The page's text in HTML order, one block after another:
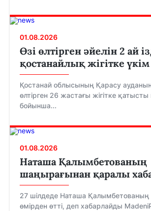
01.08.2026
Өзі өлтірген әйелін 2 ай
қостанайлық жігітке
Қостанай облысының Қарасу
өлтірген 26 жастағы жігітке
бойынша...
01.08.2026
Наташа Қалымбетованың
шаңырағынан қаралы
27 шілдеде Наташа Қалымбетованың
өмірден өтті, деп хабарлайды